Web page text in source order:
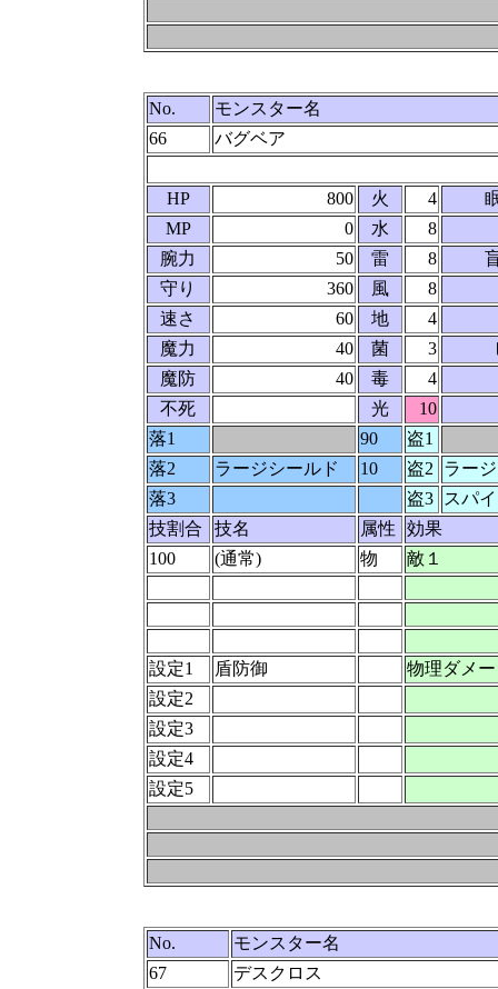
No.
モンスター名
66
バグベア
HP 800 火 4
MP
0 水
8
腕力
50 雷 8
守り
360 風
8
速さ
60 地
4
魔力
40 菌 3
魔防
40 毒
4
不死
光
10
落1
90
盗1
落2
ラージシールド 10 盗2
ラー
落3
盗3
スパ
技割合
技名 属性
効果
100
(通常) 物 敵１
設定1 盾防御
物理ダメ
設定2
設定3
設定4
設定5
No.
モンスター名
67
デスクロス